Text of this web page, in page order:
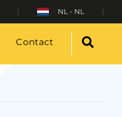
NL - NL
Contact